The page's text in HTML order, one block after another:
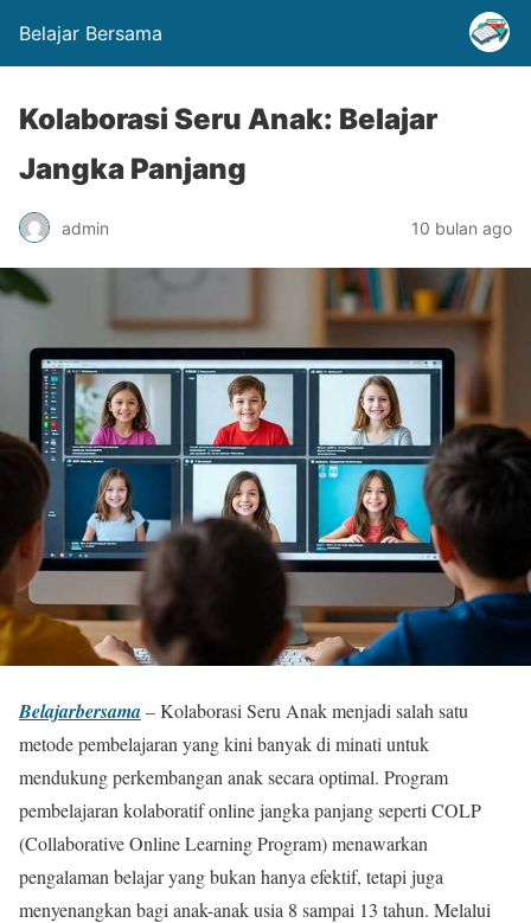
Belajar Bersama
Kolaborasi Seru Anak: Belajar
Jangka Panjang
admin 10 bulan ago
Belajarbersama– Kolaborasi Seru Anak menjadi salah satu
metode pembelajaran yang kini banyak di minati untuk
mendukung perkembangan anak secara optimal. Program
pembelajaran kolaboratif online jangka panjang seperti COLP
(Collaborative Online Learning Program) menawarkan
pengalaman belajar yang bukan hanya efektif, tetapi juga
menyenangkan bagi anak-anak usia 8 sampai 13 tahun. Melalui